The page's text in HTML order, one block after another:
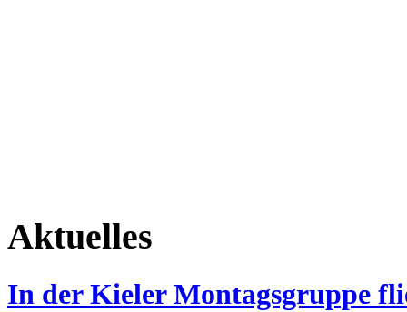
Aktuelles
In der Kieler Montagsgruppe